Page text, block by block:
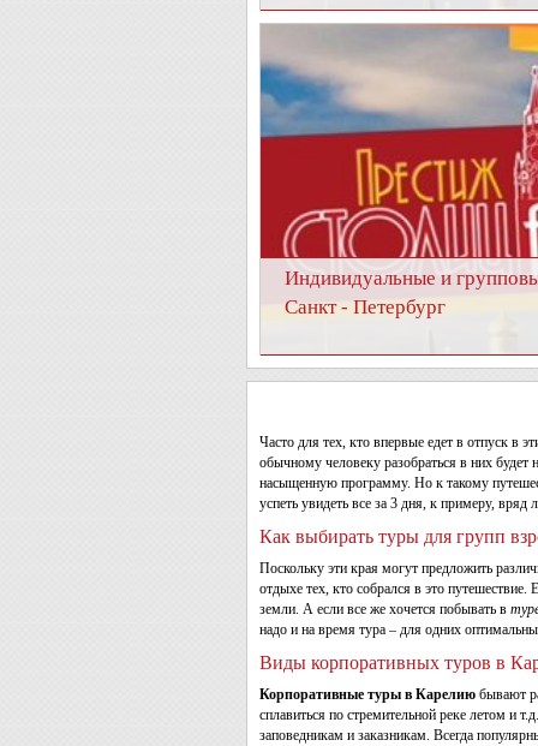
Индивидуальные и
Санкт - Петербург
Часто для тех, кто впервые едет в отпуск в
обычному человеку разобраться в них будет
насыщенную программу. Но к такому
успеть увидеть все за 3 дня, к примеру, вряд
Как выбирать туры для групп
Поскольку эти края могут предложить
отдыхе тех, кто собрался в это
земли. А если все же хочется побывать в
надо и на время тура – для одних
Виды корпоративных туров в
Корпоративные туры в Карелию бывают
сплавиться по стремительной реке летом и
заповедникам и заказникам. Всегда